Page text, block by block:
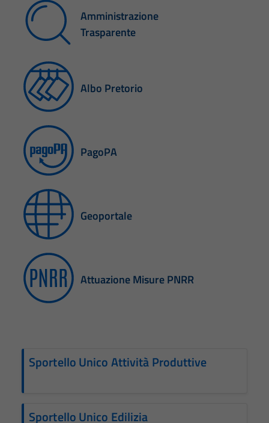
Amministrazione
Trasparente
Albo Pretorio
PagoPA
Geoportale
Attuazione Misure PNRR
Sportello Unico Attività Produttive
Sportello Unico Edilizia